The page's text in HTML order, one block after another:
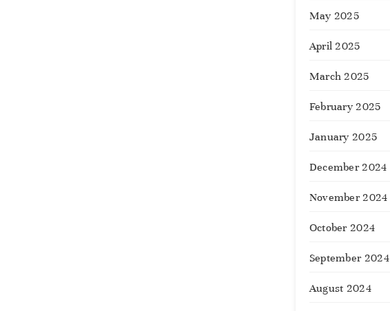
May 2025
April 2025
March 2025
February 2025
January 2025
December 2024
November 2024
October 2024
September 2024
August 2024